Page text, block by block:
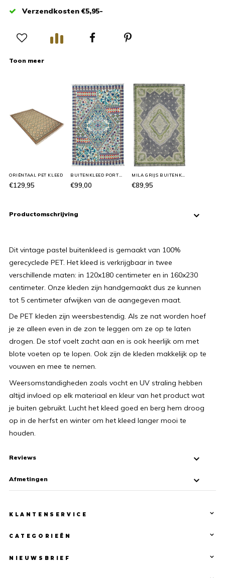
Verzendkosten €5,95-
Toon meer
ORIËNTAAL PET KLEED
€129,95 €99,00 €89,95
Productomschrijving
Dit vintage pastel buitenkleed is gemaakt van 100%
gerecyclede PET. Het kleed is verkrijgbaar in twee
verschillende maten: in 120x180 centimeter en in 160x230
centimeter. Onze kleden zijn handgemaakt dus ze kunnen
tot 5 centimeter afwijken van de aangegeven maat.
De PET kleden zijn weersbestendig. Als ze nat worden hoef
je ze alleen even in de zon te leggen om ze op te laten
drogen. De stof voelt zacht aan en is ook heerlijk om met
blote voeten op te lopen. Ook zijn de kleden makkelijk op te
vouwen en mee te nemen.
Weersomstandigheden zoals vocht en UV straling hebben
altijd invloed op elk materiaal en kleur van het product wat
je buiten gebruikt. Lucht het kleed goed en berg hem droog
op in de herfst en winter om het kleed langer mooi te
houden.
Reviews
Afmetingen
KLANTENSERVICE
CATEGORIEËN
NIEUWSBRIEF